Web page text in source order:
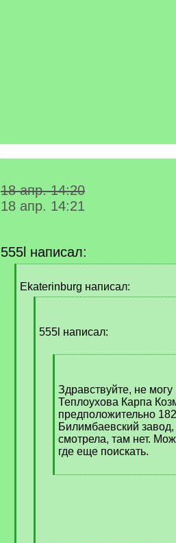
18 апр. 14:20
18 апр. 14:21
555l написал:
q
Ekaterinburg написал:
]
555l написал:
]
Здравствуйте, не
Теплоухова Карпа
предположительно
Билимбаевский завод,
смотрела, там нет.
где еще поискать.
[